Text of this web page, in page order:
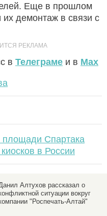
Еще в прошлом
их демонтаж в связи с
в Телеграме и в Max
площади Спартака
в России
Алтухов рассказал о
ситуации вокруг
"Роспечать-Алтай"